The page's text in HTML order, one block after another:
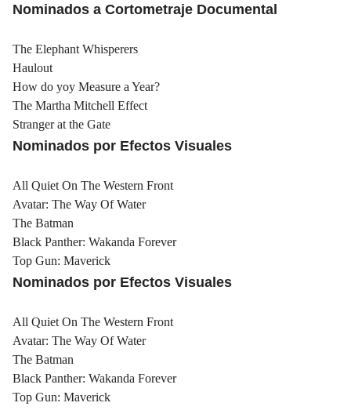
Nominados a Cortometraje Documental
The Elephant Whisperers
Haulout
How do yoy Measure a Year?
The Martha Mitchell Effect
Stranger at the Gate
Nominados por Efectos Visuales
All Quiet On The Western Front
Avatar: The Way Of Water
The Batman
Black Panther: Wakanda Forever
Top Gun: Maverick
Nominados por Efectos Visuales
All Quiet On The Western Front
Avatar: The Way Of Water
The Batman
Black Panther: Wakanda Forever
Top Gun: Maverick